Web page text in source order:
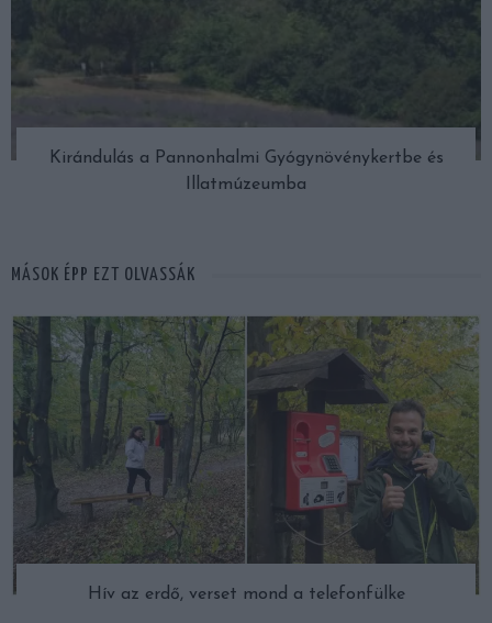
Kirándulás a Pannonhalmi Gyógynövénykertbe és
Illatmúzeumba
MÁSOK ÉPP EZT OLVASSÁK
Hív az erdő, verset mond a telefonfülke